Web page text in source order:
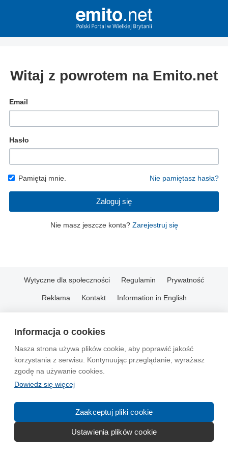
Informacja o cookies
Nasza strona używa plików cookie, aby poprawić jakość
korzystania z serwisu. Kontynuując przeglądanie, wyrażasz
zgodę na używanie cookies.
Dowiedz się więcej
Zaakceptuj pliki cookie
Ustawienia plików cookie
Witaj z powrotem na Emito.net
Email
Hasło
Pamiętaj mnie. Nie pamiętasz hasła?
Zaloguj się
Nie masz jeszcze konta? Zarejestruj się
Wytyczne dla społeczności Regulamin Prywatność
Reklama Kontakt Information in English